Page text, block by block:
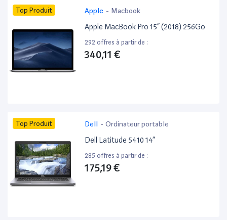
Top Produit Apple - Macbook
Apple MacBook Pro 15” (2018) 256Go
292 offres à partir de :
340,11 €
Top Produit Dell - Ordinateur portable
Dell Latitude 5410 14”
285 offres à partir de :
175,19 €